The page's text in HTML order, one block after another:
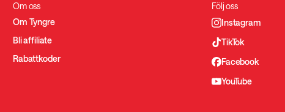
Om oss
Om Tyngre
Bli affiliate
Rabattkoder
Följ oss
Instagram
TikTok
Facebook
YouTube